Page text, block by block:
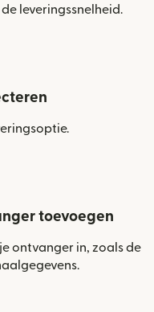
leveringssnelheid.
toevoegen
ontvanger in, zoals de